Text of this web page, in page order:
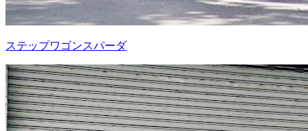
ステップワゴンスパーダ